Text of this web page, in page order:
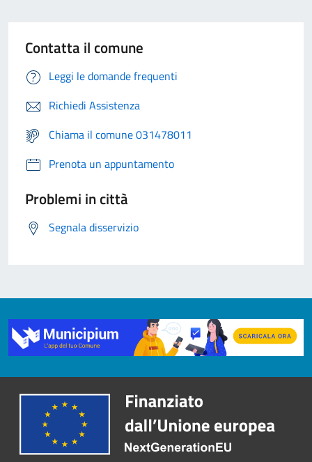
Contatta il comune
Leggi le domande frequenti
Richiedi Assistenza
Chiama il comune 031478011
Prenota un appuntamento
Problemi in città
Segnala disservizio